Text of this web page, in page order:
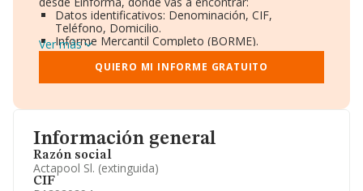
Información general
Razón social
Actapool Sl. (extinguida)
CIF
Datos identificativos: Denominación, CIF,
Teléfono, Domicilio.
Informe Mercantil Completo (BORME).
Gráficos de Evolución Ventas y Empleados.
Consejo de Administración y Administradores.
Directivos y Ejecutivos.
Información oficial y registral complementaria.
Ver más
QUIERO MI INFORME GRATUITO